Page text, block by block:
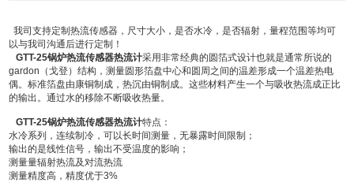
我司支持定制热流传感器，尺寸大小，是否水冷，是否辐射，量程范围等均可
以与我司沟通后进行定制！
GTT-25锅炉热流传感器热流计采用非常经典的圆箔式设计也就是通常所说的
gardon（戈登）结构，测量圆形箔盘中心和圆周之间的温差形成一个温差热电
偶。标准箔盘由康铜制成，热沉由铜制成。这些材料产生一个与吸收热流成正比
的输出。通过水的移除不断吸收热量。
GTT-25锅炉热流传感器热流计特点：
水冷系列，连续制冷，可以长时间测量，无暴露时间限制；
输出的是线性信号，输出不受温度的影响；
测量量辐射热流及对流热流
测量精度高，精度优于3%